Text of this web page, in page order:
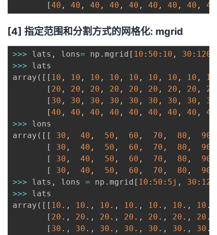
[40 , 40 , 40 , 40 , 40 , 40 , 40 , 40 , 40
[4] 指定范围和分割方式的网格化: mgrid
>>> lats , lons= np . mgrid [ 10 : 50 : 10 , 30 : 120
>>> lats
array ( [ [ 10 , 10 , 10 , 10 , 10 , 10 , 10 , 10 , 10
[ 20 , 20 , 20 , 20 , 20 , 20 , 20 , 20 , 20
[ 30 , 30 , 30 , 30 , 30 , 30 , 30 , 30 , 30
[40 , 40 , 40 , 40 , 40 , 40 , 40 , 40 , 40
>>> lons
array ( [ [ 30 , 40 , 50 , 60 , 70 , 80 , 90
[
30 , 40 , 50 , 60 , 70 , 80 , 90
[
30 , 40 , 50 , 60 , 70 , 80 , 90
[
30 , 40 , 50 , 60 , 70 , 80 , 90
>>> lats , lons = np . mgrid [ 10 : 50 : 5j , 30 : 120
>>> lats
array ( [ [ 10 . , 10 . , 10 . , 10 . , 10 . , 10 . , 10 .
[ 20 . , 20 . , 20 . , 20 . , 20 . , 20 . , 20 .
[ 30 . , 30 . , 30 . , 30 . , 30 . , 30 . , 30 .